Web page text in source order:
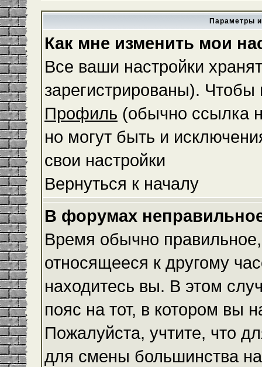
Параметры
Как мне изменить мои
Все ваши настройки
зарегистрированы). Чтобы
Профиль (обычно ссылка
но могут быть и
свои настройки
Вернуться к началу
В форумах
Время обычно
относящееся к другому
находитесь вы. В этом
пояс на тот, в котором вы
Пожалуйста, учтите, что
для смены большинства